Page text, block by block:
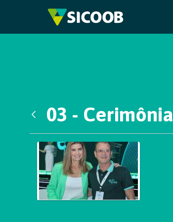
Pular para o Conteúdo principal
03 - Cerimônia
Galeria de Mídias